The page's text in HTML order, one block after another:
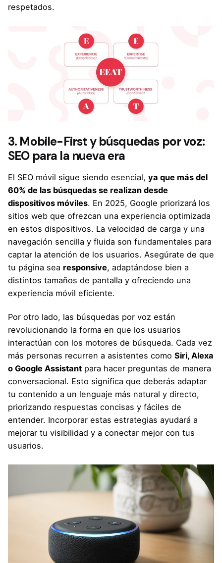
respetados.
3. Mobile-First y búsquedas por voz:
SEO para la nueva era
El SEO móvil sigue siendo esencial, ya que más del
60% de las búsquedas se realizan desde
dispositivos móviles. En 2025, Google priorizará los
sitios web que ofrezcan una experiencia optimizada
en estos dispositivos. La velocidad de carga y una
navegación sencilla y fluida son fundamentales para
captar la atención de los usuarios. Asegúrate de que
tu página sea responsive, adaptándose bien a
distintos tamaños de pantalla y ofreciendo una
experiencia móvil eficiente.
Por otro lado, las búsquedas por voz están
revolucionando la forma en que los usuarios
interactúan con los motores de búsqueda. Cada vez
más personas recurren a asistentes como Siri, Alexa
o Google Assistant para hacer preguntas de manera
conversacional. Esto significa que deberás adaptar
tu contenido a un lenguaje más natural y directo,
priorizando respuestas concisas y fáciles de
entender. Incorporar estas estrategias ayudará a
mejorar tu visibilidad y a conectar mejor con tus
usuarios.